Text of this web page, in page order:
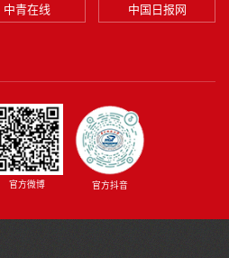
中青在线 中国日报网
官方微博 官方抖音